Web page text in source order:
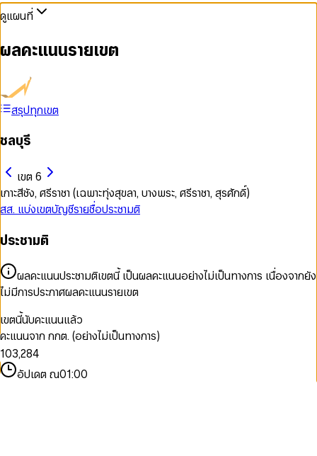
ดูแผนที่
ผลคะแนนรายเขต
สรุปทุกเขต
ชลบุรี
เขต 6
เกาะสีชัง, ศรีราชา (เฉพาะทุ่งสุขลา, บางพระ, ศรีราชา, สุรศักดิ์)
สส. แบ่งเขตบัญชีรายชื่อประชามติ
ประชามติ
ผลคะแนนประชามติเขตนี้ เป็นผลคะแนนอย่างไม่เป็นทางการ เนื่องจากยัง
ไม่มีการประกาศผลคะแนนรายเขต
เขตนี้นับคะแนนแล้ว
คะแนนจาก กกต. (อย่างไม่เป็นทางการ)
1
2
3
0
1
2
0
1
2
3
4
5
,
0
1
2
3
4
0
2
3
4
5
6
7
8
9
0
1
2
3
4
6
อัปเดต ณ01:00